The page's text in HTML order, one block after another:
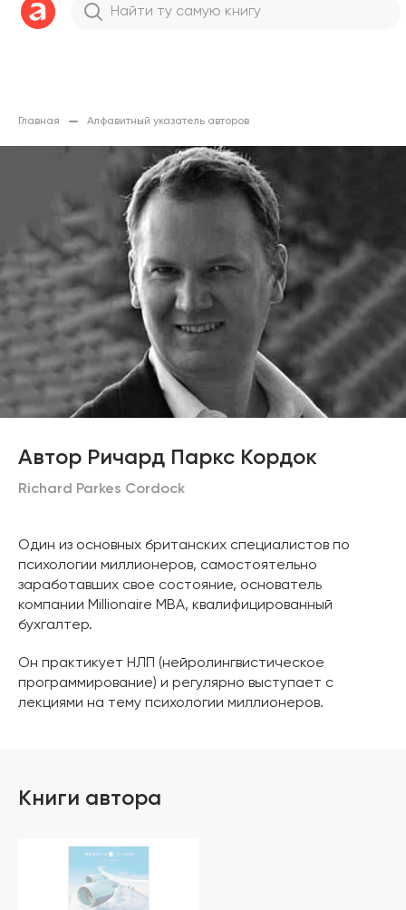
Главная Алфавитный указатель авторов
Автор Ричард Паркс Кордок
Richard Parkes Cordock
Один из основных британских специалистов по
психологии миллионеров, самостоятельно
заработавших свое состояние, основатель
компании Millionaire MBA, квалифицированный
бухгалтер.
Он практикует НЛП (нейролингвистическое
программирование) и регулярно выступает с
лекциями на тему психологии миллионеров.
Книги автора